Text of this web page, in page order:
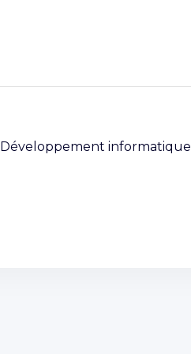
Développement informatique